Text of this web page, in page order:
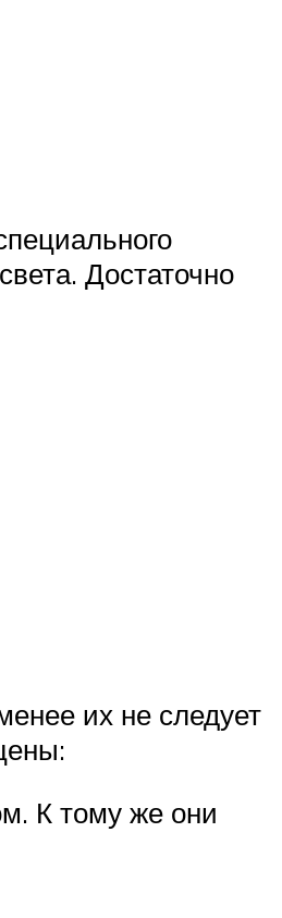
Достаточно
их не следует
К тому же они